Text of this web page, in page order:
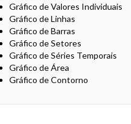
Gráfico de Valores Individuais
Gráfico de Linhas
Gráfico de Barras
Gráfico de Setores
Gráfico de Séries Temporais
Gráfico de Área
Gráfico de Contorno